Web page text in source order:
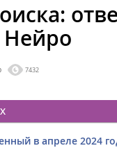
7432
в апреле 2024